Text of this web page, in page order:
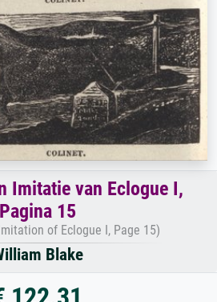
Imitatie van Eclogue I,
Pagina 15
of Eclogue I, Page 15)
Blake